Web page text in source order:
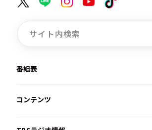
番組表
コンテンツ